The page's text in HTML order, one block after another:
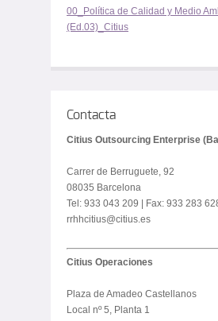
00_Política de Calidad y Medio
(Ed.03)_Citius
Contacta
Citius Outsourcing Enterprise
Carrer de Berruguete, 92
08035 Barcelona
Tel: 933 043 209 | Fax: 933 283
rrhhcitius@citius.es
Citius Operaciones
Plaza de Amadeo Castellanos
Local nº 5, Planta 1